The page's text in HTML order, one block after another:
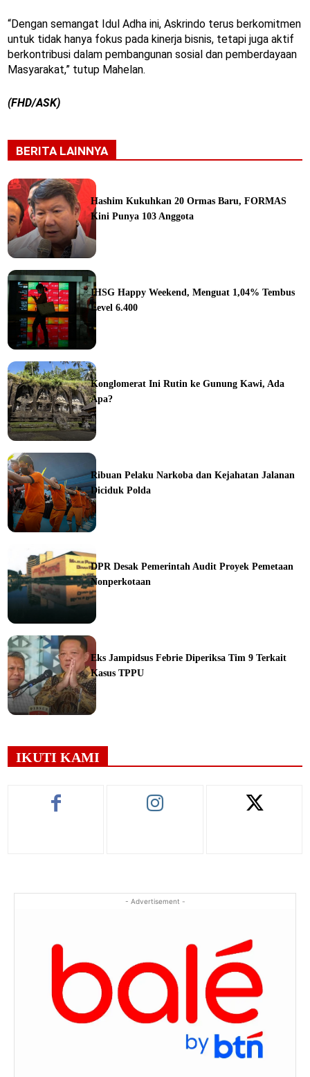
“Dengan semangat Idul Adha ini, Askrindo terus berkomitmen
untuk tidak hanya fokus pada kinerja bisnis, tetapi juga aktif
berkontribusi dalam pembangunan sosial dan pemberdayaan
Masyarakat,” tutup Mahelan.
(FHD/ASK)
BERITA LAINNYA
Hashim Kukuhkan 20 Ormas Baru, FORMAS
Kini Punya 103 Anggota
IHSG Happy Weekend, Menguat 1,04% Tembus
Level 6.400
Konglomerat Ini Rutin ke Gunung Kawi, Ada
Apa?
Ribuan Pelaku Narkoba dan Kejahatan Jalanan
Diciduk Polda
DPR Desak Pemerintah Audit Proyek Pemetaan
Nonperkotaan
Eks Jampidsus Febrie Diperiksa Tim 9 Terkait
Kasus TPPU
IKUTI KAMI
- Advertisement -